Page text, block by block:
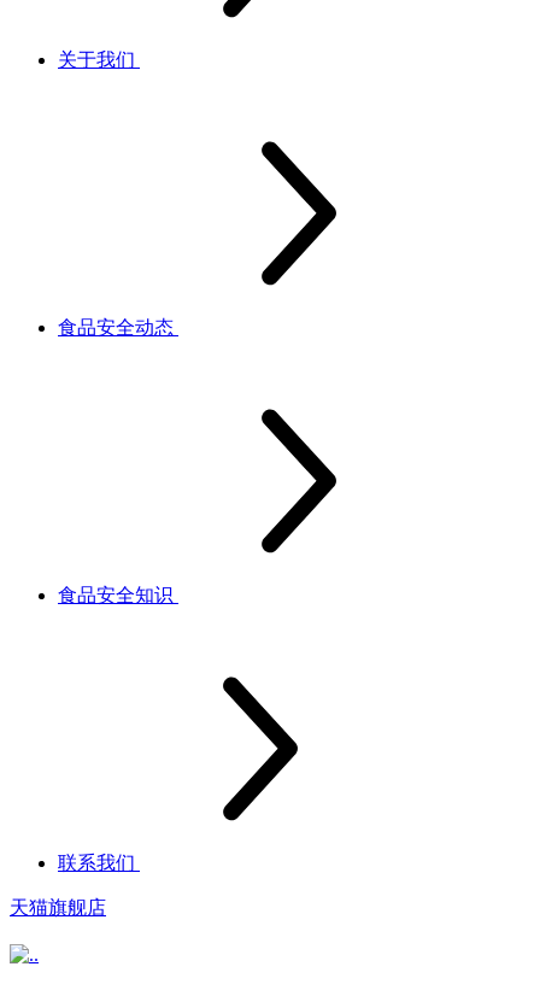
关于我们
食品安全动态
食品安全知识
联系我们
天猫旗舰店